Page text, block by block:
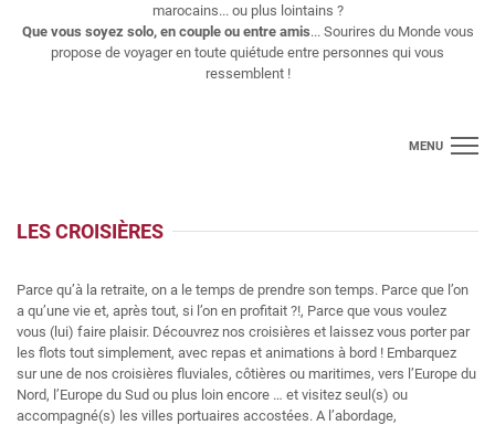
marocains... ou plus lointains ?
Que vous soyez solo, en couple ou entre amis... Sourires du Monde vous
propose de voyager en toute quiétude entre personnes qui vous
ressemblent !
MENU
Thématiques
Voyages regroupés
Vols
LES CROISIÈRES
Parce qu’à la retraite, on a le temps de prendre son temps. Parce que l’on
a qu’une vie et, après tout, si l’on en profitait ?!, Parce que vous voulez
vous (lui) faire plaisir. Découvrez nos croisières et laissez vous porter par
les flots tout simplement, avec repas et animations à bord ! Embarquez
sur une de nos croisières fluviales, côtières ou maritimes, vers l’Europe du
Nord, l’Europe du Sud ou plus loin encore … et visitez seul(s) ou
accompagné(s) les villes portuaires accostées. A l’abordage,